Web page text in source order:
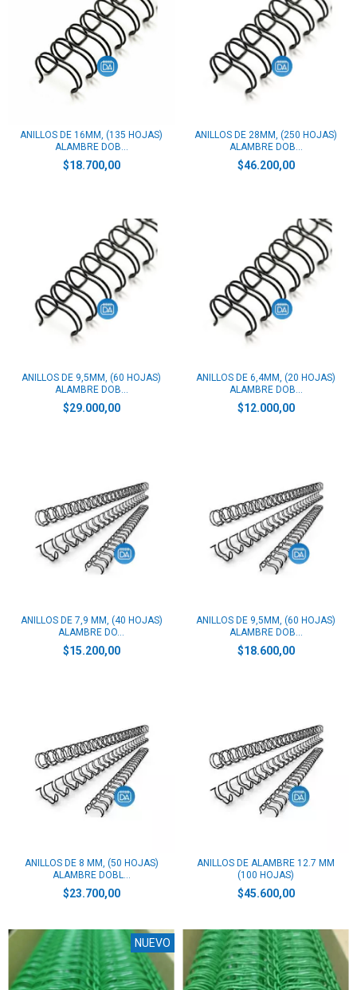
ANILLOS DE 16MM, (135 HOJAS)
ALAMBRE DOB...
$18.700,00
ANILLOS DE 28MM, (250 HOJAS)
ALAMBRE DOB...
$46.200,00
ANILLOS DE 9,5MM, (60 HOJAS)
ALAMBRE DOB...
$29.000,00
ANILLOS DE 6,4MM, (20 HOJAS)
ALAMBRE DOB...
$12.000,00
ANILLOS DE 7,9 MM, (40 HOJAS)
ALAMBRE DO...
$15.200,00
ANILLOS DE 9,5MM, (60 HOJAS)
ALAMBRE DOB...
$18.600,00
ANILLOS DE 8 MM, (50 HOJAS)
ALAMBRE DOBL...
$23.700,00
ANILLOS DE ALAMBRE 12.7 MM
(100 HOJAS)
$45.600,00
NUEVO